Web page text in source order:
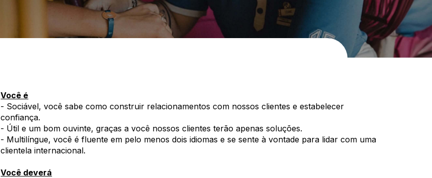
Você é
- Sociável, você sabe como construir relacionamentos com nossos clientes e estabelecer
confiança.
- Útil e um bom ouvinte, graças a você nossos clientes terão apenas soluções.
- Multilíngue, você é fluente em pelo menos dois idiomas e se sente à vontade para lidar com uma
clientela internacional.
Você deverá